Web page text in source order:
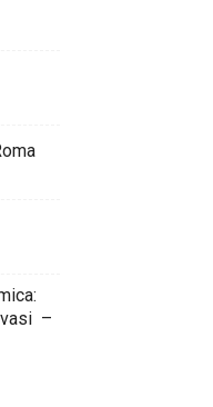
vasi –